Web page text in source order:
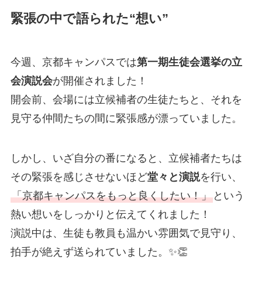
緊張の中で語られた“想い”
今週、京都キャンパスでは第一期生徒会選挙の立
会演説会が開催されました！
開会前、会場には立候補者の生徒たちと、それを
見守る仲間たちの間に緊張感が漂っていました。
しかし、いざ自分の番になると、立候補者たちは
その緊張を感じさせないほど堂々と演説を行い、
「京都キャンパスをもっと良くしたい！」という
熱い想いをしっかりと伝えてくれました！
演説中は、生徒も教員も温かい雰囲気で見守り、
拍手が絶えず送られていました。✨👏